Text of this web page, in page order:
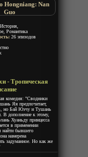
Hongniang: Nan
Guo
Романтика
26 эпизодов
- Тропическая
комедия: "Сводники
Яя предпочитает,
но Бай Юэчу и Тушань
В дополнение к этому,
Хуаньду принцесса
в применении
найти бывшего
намерена
задуманное. Но как же